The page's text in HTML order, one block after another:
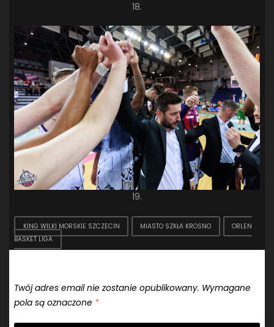
18.
19.
KING WILKI MORSKIE SZCZECIN MIASTO SZKŁA KROSNO
ORLEN
BASKET LIGA
Twój adres email nie zostanie opublikowany. Wymagane
pola są oznaczone *